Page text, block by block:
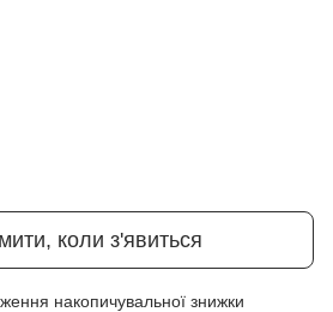
коли з'явиться
накопичувальної знижки